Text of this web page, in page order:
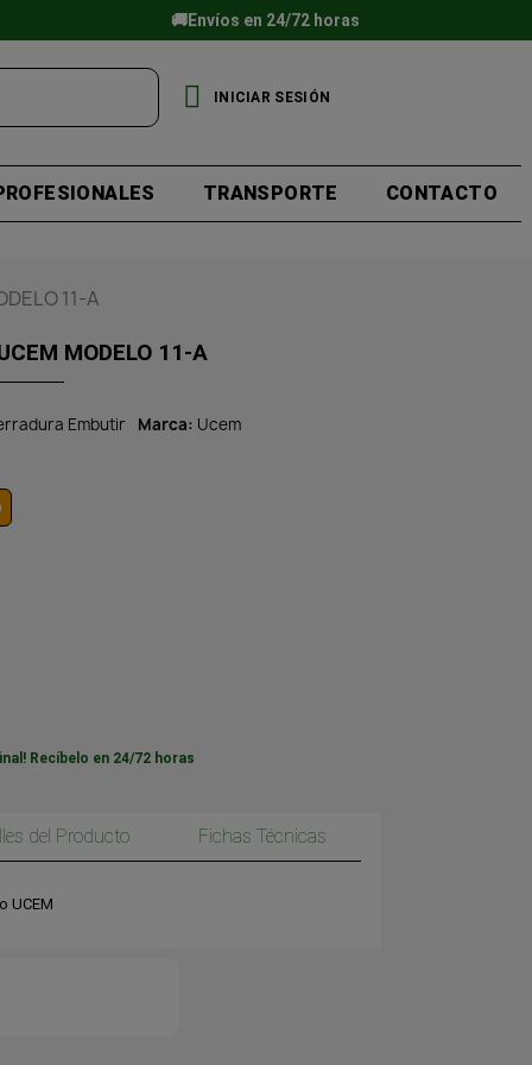
🚚Envíos en 24/72 horas
INICIAR SESIÓN
TRANSPORTE CONTACTO
11-A
MODELO 11-A
Embutir Marca Ucem
Recíbelo en 24/72 horas
del Producto Fichas Técnicas
UCEM